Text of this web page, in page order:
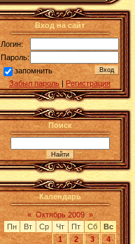
Вход на сайт
Логин:
Пароль:
запомнить
Забыл пароль | Регистрация
Поиск
Календарь
« Октябрь 2009 »
Пн
Вт Ср Чт Пт Сб
Вс
1
2 3
4